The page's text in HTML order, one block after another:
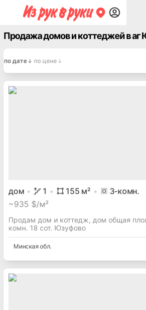
Продажа домов и коттеджей в аг
по дате по цене
дом 1 155 м² 3-комн.
~935 $/м²
Продам дом и коттедж, дом общая
комн. 18 сот. Юзуфово
Минская обл.